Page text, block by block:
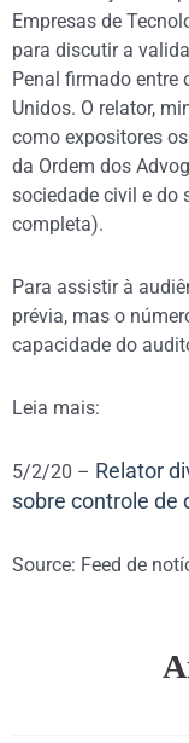
Empresas de
para discutir a
Penal firmado entre
Unidos. O relator,
como expositores
da Ordem dos
sociedade civil e do
completa).
Para assistir à
prévia, mas o
capacidade do
Leia mais:
5/2/20 – Relator
sobre controle de
Source: Feed de